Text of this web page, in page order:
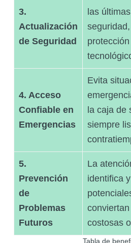
3.
Actualización
de Seguridad
las
4. Acceso
Confiable en
Emergencias
Evita
la caja de
siempre
5.
Prevención
de
Problemas
Futuros
La
identifica
costosas
Tabla de